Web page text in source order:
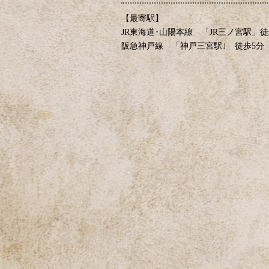
【最寄駅】
JR東海道･山陽本線 「JR三ノ宮駅」
阪急神戸線 「神戸三宮駅｣ 徒歩5分